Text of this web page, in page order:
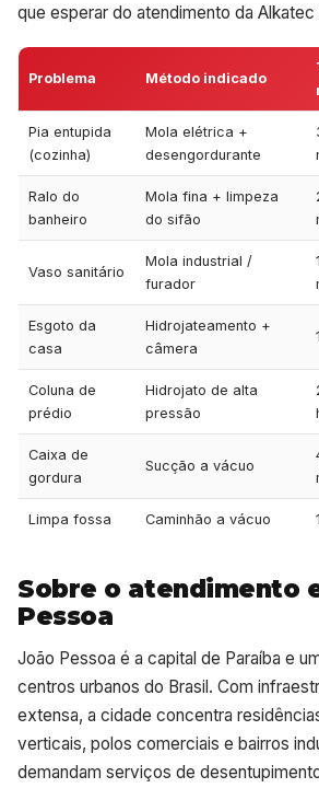
que esperar do atendimento da
Problema Método indicado
Pia entupida
(cozinha)
Mola elétrica +
desengordurante
Ralo do
banheiro
Mola fina + limpeza
do sifão
Vaso sanitário
Mola industrial /
furador
Esgoto da
casa
Hidrojateamento +
câmera
Coluna de
prédio
Hidrojato de alta
pressão
Caixa de
gordura
Sucção a vácuo
Limpa fossa Caminhão a vácuo
Sobre o atendimento
Pessoa
João Pessoa é a capital de Paraíba e
centros urbanos do Brasil. Com
extensa, a cidade concentra
verticais, polos comerciais e bairros
demandam serviços de